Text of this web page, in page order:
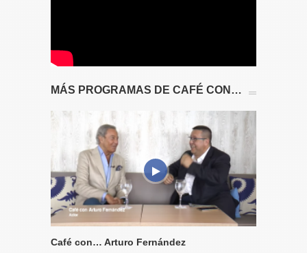
MÁS PROGRAMAS DE CAFÉ CON…
Café con… Arturo Fernández